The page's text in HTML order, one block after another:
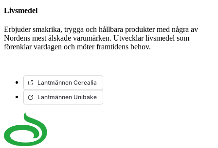
Livsmedel
Erbjuder smakrika, trygga och hållbara produkter med några av
Nordens mest älskade varumärken. Utvecklar livsmedel som
förenklar vardagen och möter framtidens behov.
Lantmännen Cerealia
Lantmännen Unibake